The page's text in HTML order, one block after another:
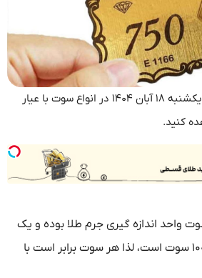
قیمت سکه پارسیان امروز یکشنبه ۱۸ آبان ۱۴۰۴ در انواع سوت با عیار
واحد اندازه گیری جرم طلا بوده و یک
گرم =۱۰۰۰ میلی‌گرم = ۱۰۰۰ سوت است، لذا هر سوت برابر است با